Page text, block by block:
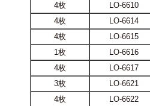
4枚
LO-6610
4枚
LO-6614
4枚
LO-6615
1枚
LO-6616
4枚
LO-6617
3枚
LO-6621
4枚
LO-6622